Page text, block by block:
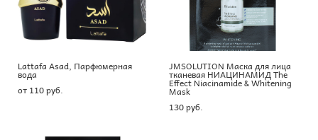
Lattafa Asad, Парфюмерная
вода
от 110 pуб.
JMSOLUTION Маска для лица
тканевая НИАЦИНАМИД The
Effect Niacinamide & Whitening
Mask
130 pуб.